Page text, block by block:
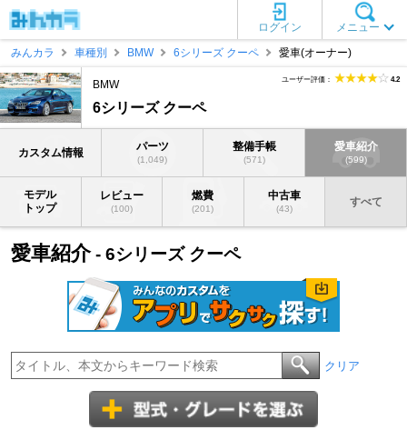
メニュー
ログイン
みんカラ
車種別 BMW 6シリーズ クーペ 愛車(オーナー)
BMW
6シリーズ クーペ
ユーザー評価： 4.2
カスタム情報 パーツ
(1,049)
整備手帳
(571)
愛車紹介
(599)
モデル
トップ
レビュー
(100)
燃費
(201)
中古車
(43)
すべて
愛車紹介- 6シリーズ クーペ
クリア